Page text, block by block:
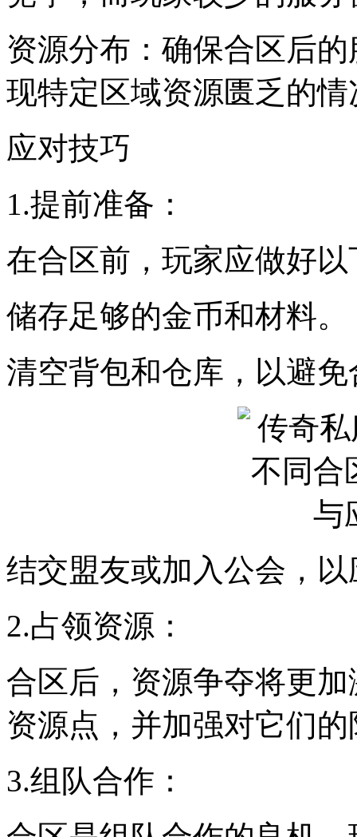
资源分布：确保合区后
现特定区域资源匮乏的情
应对技巧
1.提前准备：
在合区前，玩家应做好
储存足够的金币和材料。
清空背包和仓库，以避
结交盟友或加入公会，
2.占领资源：
合区后，资源争夺将更
资源点，并加强对它们的
3.组队合作：